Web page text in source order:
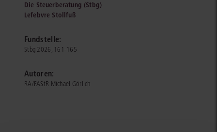
Die Steuerberatung (Stbg)
Lefebvre Stollfuß
Fundstelle:
Stbg 2026, 161-165
Autoren:
RA/FAStR Michael Görlich